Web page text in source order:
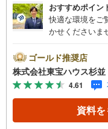
おすすめポイン
快適な環境をご
かせくださいま
「未来カレンダ
自宅リフォーム
ブ」。・ 不動産
CG加工ホーム
理士による確
◆ご予約に際
ゴールド推奨店
株式会社東宝ハウス杉並
4.61
資料を